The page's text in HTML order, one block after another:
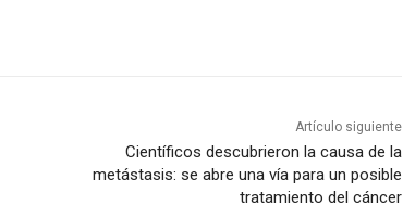
Artículo siguiente
Científicos descubrieron la causa de la
metástasis: se abre una vía para un posible
tratamiento del cáncer